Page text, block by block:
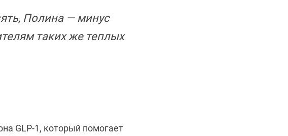
Полина — минус
таких же теплых
GLP-1, который помогает